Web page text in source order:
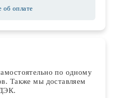
об оплате
по одному
Также мы доставляем